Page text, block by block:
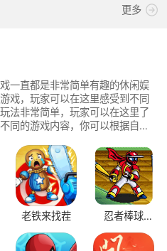
更多
一直都是非常简单有趣的休闲娱
戏，玩家可以在这里感受到不同
法非常简单，玩家可以在这里了
同的游戏内容，你可以根据自己
乐趣，小伙伴们可以在这里挑选
游戏玩法。
老铁来找茬
忍者棒球
v2.1.1